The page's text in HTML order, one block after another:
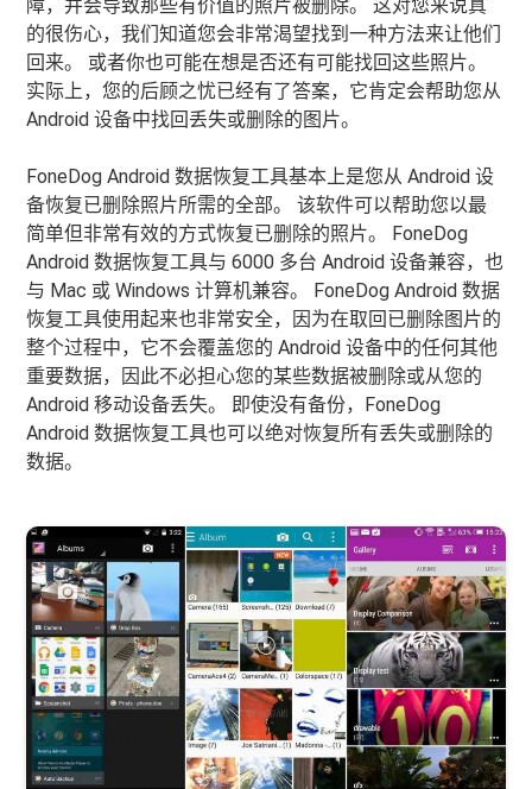
障，并会导致那些有价值的照片被删除。 这对您来说真
的很伤心，我们知道您会非常渴望找到一种方法来让他们
回来。 或者你也可能在想是否还有可能找回这些照片。
实际上，您的后顾之忧已经有了答案，它肯定会帮助您从
Android 设备中找回丢失或删除的图片。
FoneDog Android 数据恢复工具基本上是您从 Android 设
备恢复已删除照片所需的全部。 该软件可以帮助您以最
简单但非常有效的方式恢复已删除的照片。 FoneDog
Android 数据恢复工具与 6000 多台 Android 设备兼容，也
与 Mac 或 Windows 计算机兼容。 FoneDog Android 数据
恢复工具使用起来也非常安全，因为在取回已删除图片的
整个过程中，它不会覆盖您的 Android 设备中的任何其他
重要数据，因此不必担心您的某些数据被删除或从您的
Android 移动设备丢失。 即使没有备份，FoneDog
Android 数据恢复工具也可以绝对恢复所有丢失或删除的
数据。